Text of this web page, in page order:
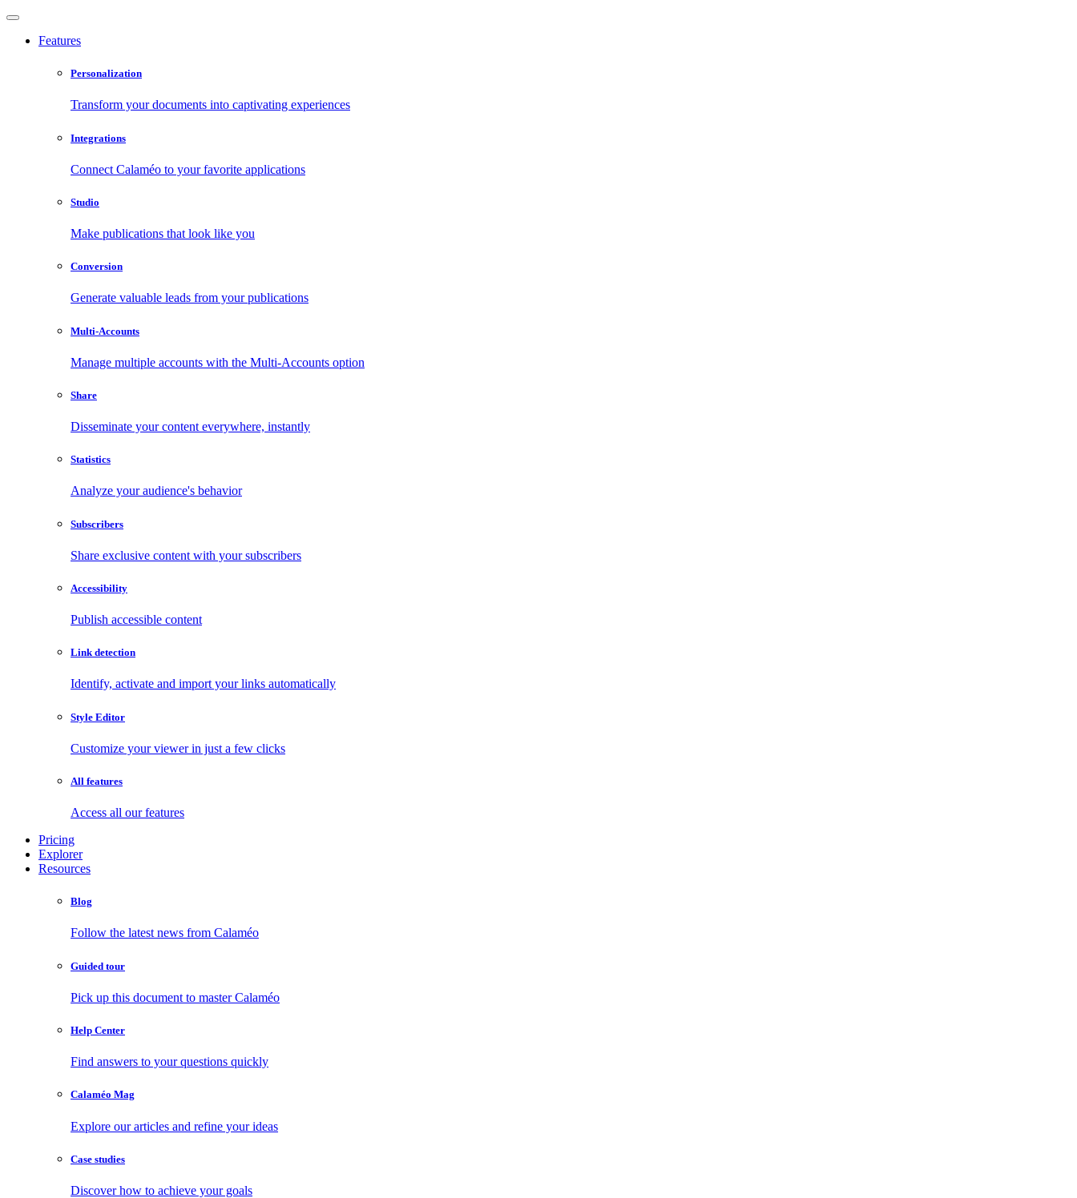
Features
Personalization
Transform your documents into captivating experiences
Integrations
Connect Calaméo to your favorite applications
Studio
Make publications that look like you
Conversion
Generate valuable leads from your publications
Multi-Accounts
Manage multiple accounts with the Multi-Accounts option
Share
Disseminate your content everywhere, instantly
Statistics
Analyze your audience's behavior
Subscribers
Share exclusive content with your subscribers
Accessibility
Publish accessible content
Link detection
Identify, activate and import your links automatically
Style Editor
Customize your viewer in just a few clicks
All features
Access all our features
Pricing
Explorer
Resources
Blog
Follow the latest news from Calaméo
Guided tour
Pick up this document to master Calaméo
Help Center
Find answers to your questions quickly
Calaméo Mag
Explore our articles and refine your ideas
Case studies
Discover how to achieve your goals